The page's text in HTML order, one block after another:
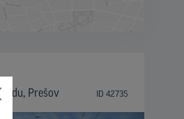
Prešov ID 42735